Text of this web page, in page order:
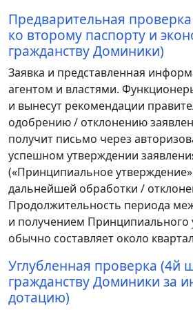
Предварительная
ко второму паспорту и
гражданству Доминики)
Заявка и представленная
агентом и властями.
и вынесут рекомендации
одобрению / отклонению
получит письмо через
успешном утверждении
(«Принципиальное
дальнейшей обработки /
Продолжительность периода
и получением Принципиального
обычно составляет около
Углубленная проверка (4й
гражданству Доминики за
дотацию)